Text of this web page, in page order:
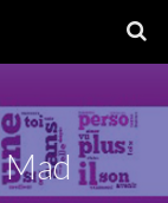
Mad